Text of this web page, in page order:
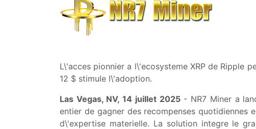
L\'acces pionnier a l\'ecosysteme XRP de Ripple
12 $ stimule l\'adoption.
Las Vegas, NV, 14 juillet 2025- NR7 Miner a
entier de gagner des recompenses
d\'expertise materielle. La solution integre le